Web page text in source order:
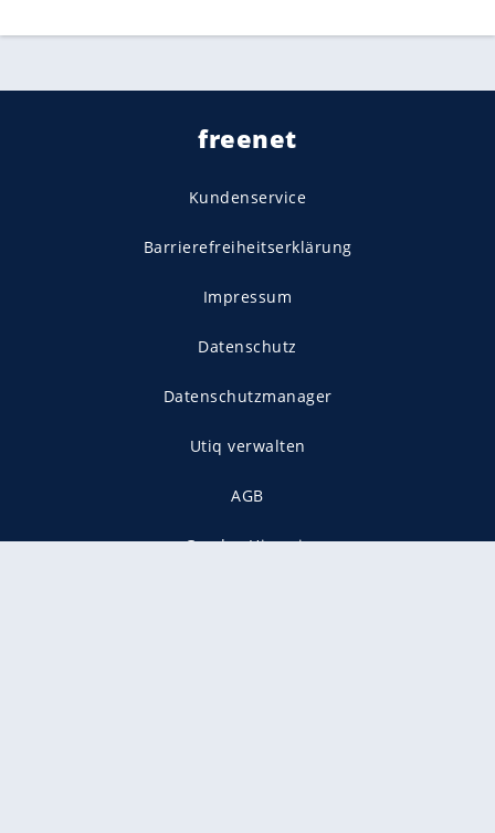
freenet
Kundenservice
Barrierefreiheitserklärung
Impressum
Datenschutz
Datenschutzmanager
Utiq verwalten
AGB
Gender-Hinweis